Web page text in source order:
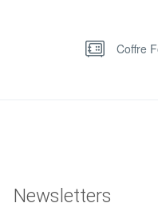
Coffre
Newsletters